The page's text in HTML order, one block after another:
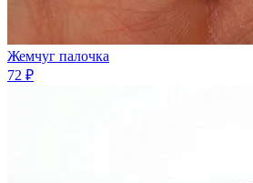
Жемчуг палочка
72 ₽